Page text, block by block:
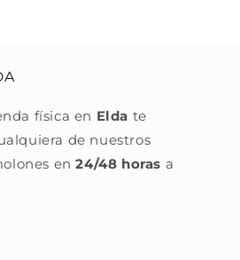
física en Elda te
de nuestros
en24/48 horas a